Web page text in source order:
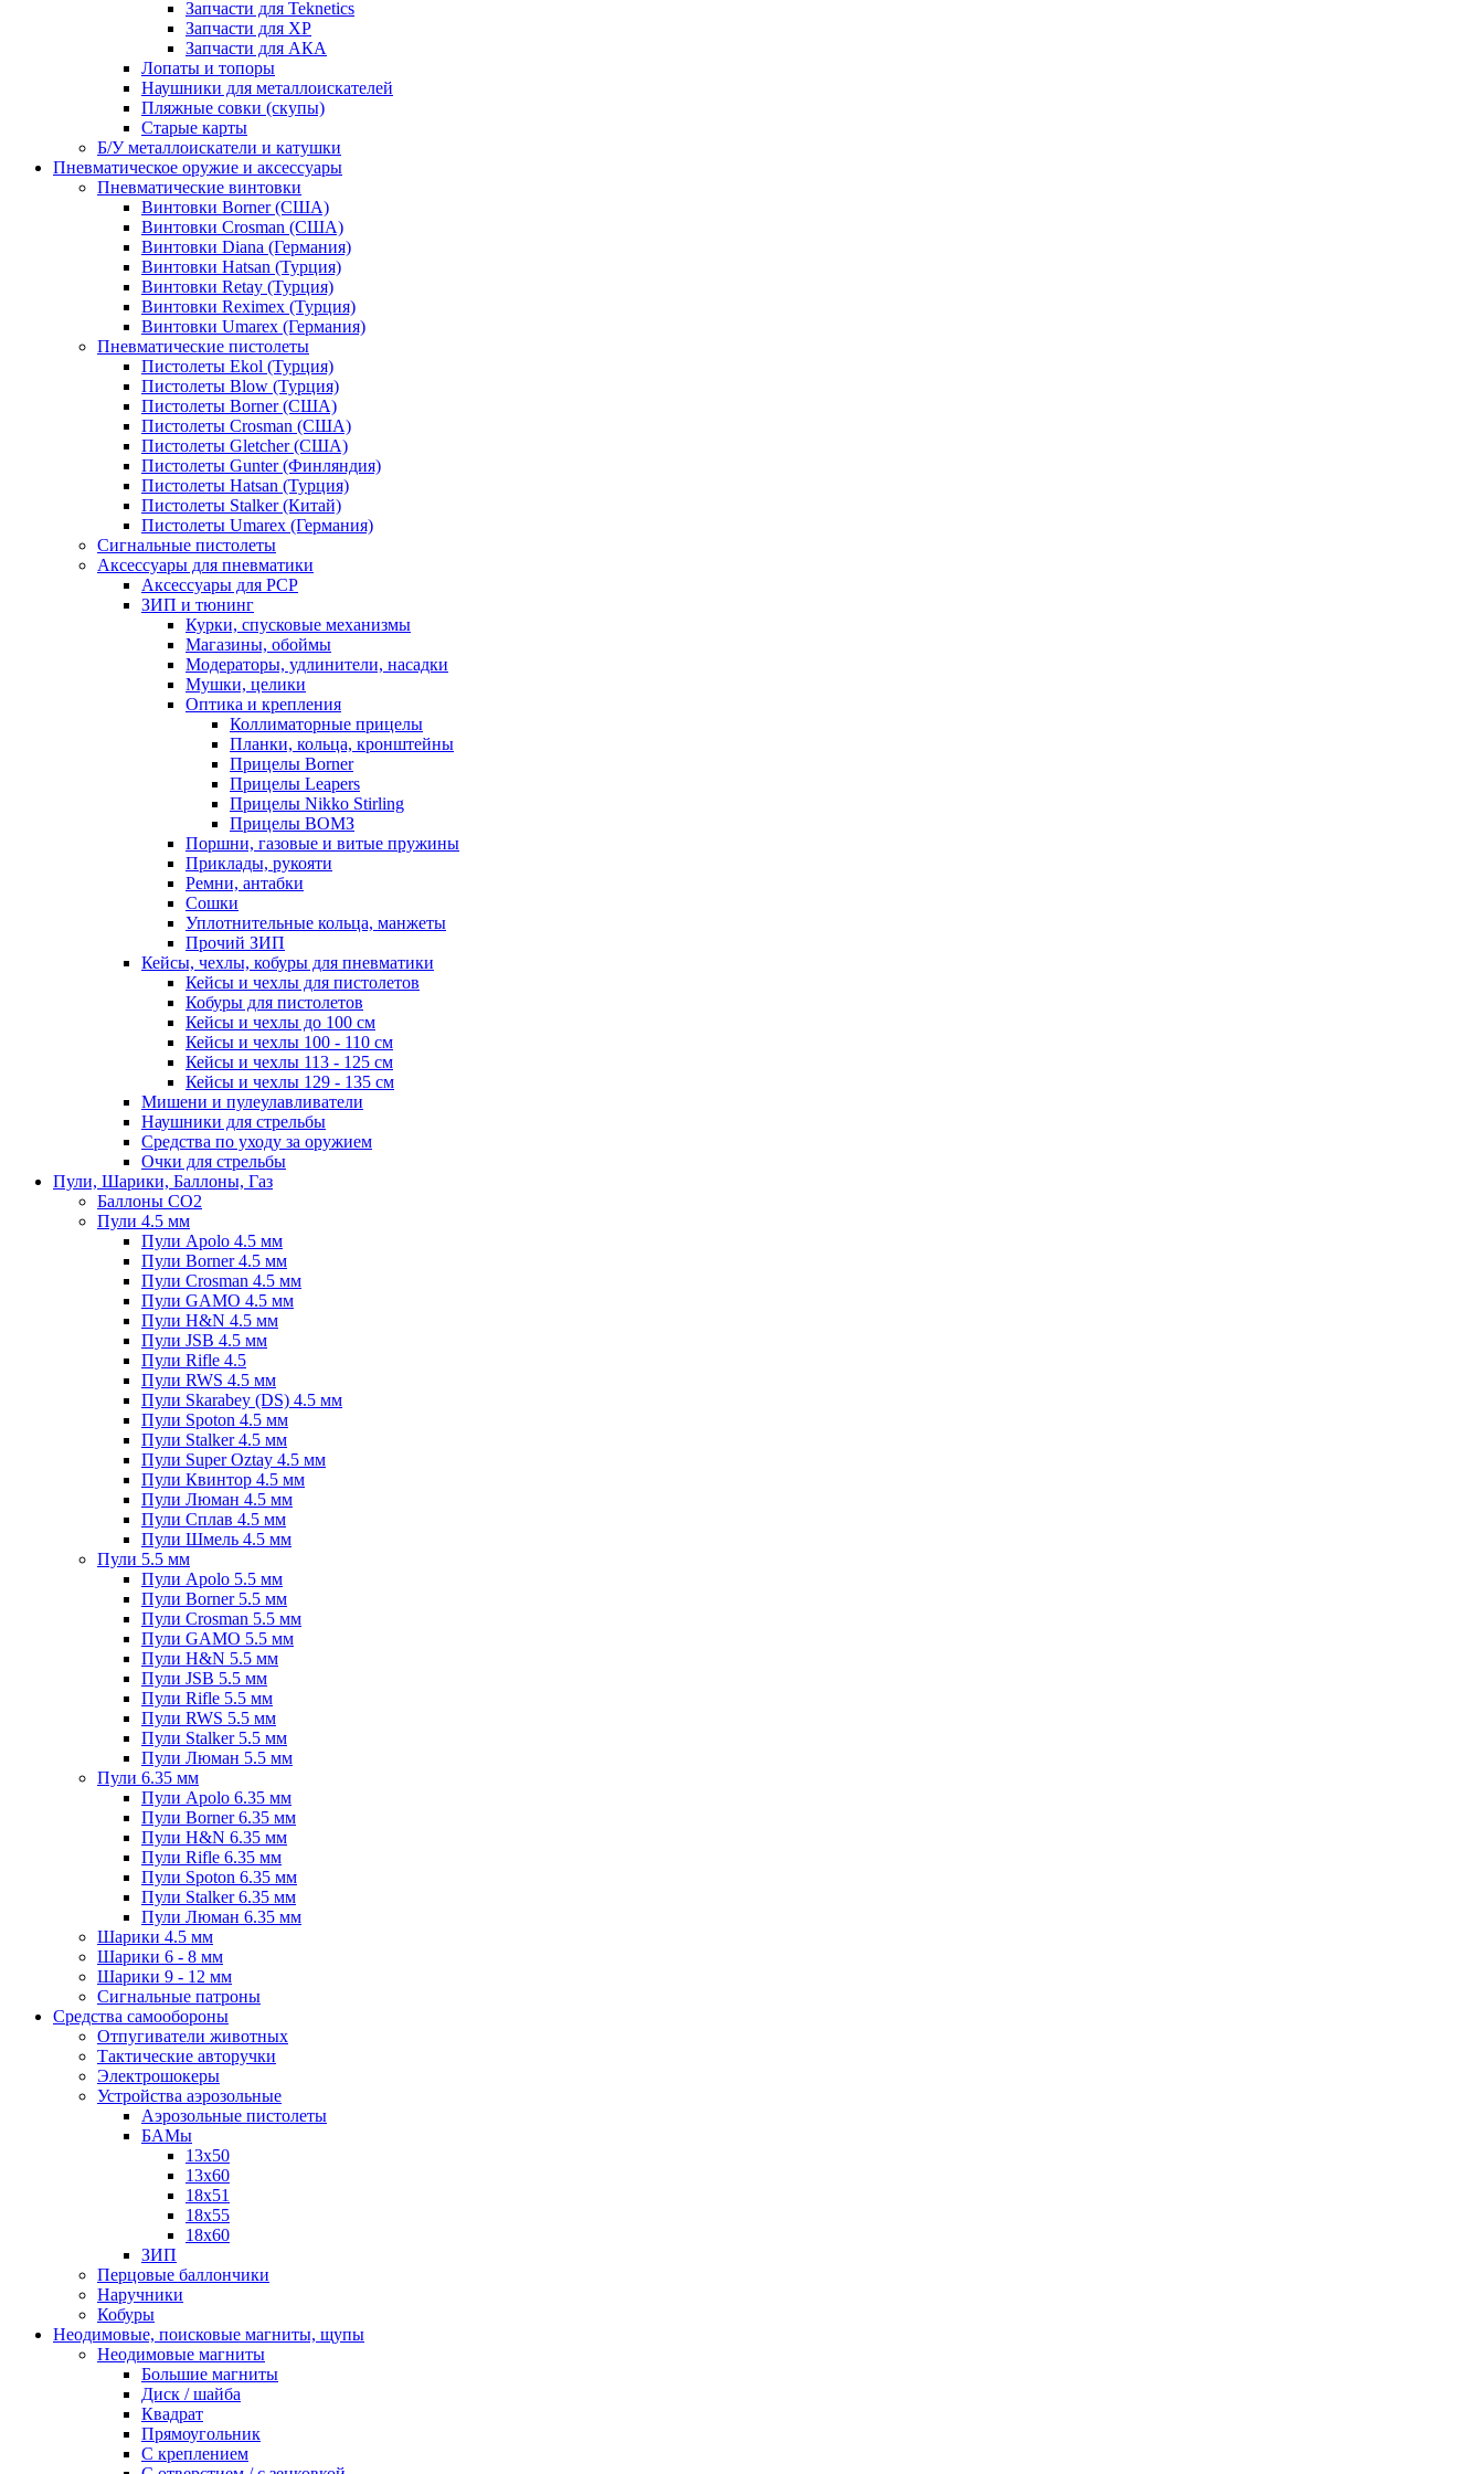
Запчасти для Teknetics
Запчасти для XP
Запчасти для АКА
Лопаты и топоры
Наушники для металлоискателей
Пляжные совки (скупы)
Старые карты
Б/У металлоискатели и катушки
Пневматическое оружие и аксессуары
Пневматические винтовки
Винтовки Borner (США)
Винтовки Crosman (США)
Винтовки Diana (Германия)
Винтовки Hatsan (Турция)
Винтовки Retay (Турция)
Винтовки Reximex (Турция)
Винтовки Umarex (Германия)
Пневматические пистолеты
Пистолеты Ekol (Турция)
Пистолеты Blow (Турция)
Пистолеты Borner (США)
Пистолеты Crosman (США)
Пистолеты Gletcher (США)
Пистолеты Gunter (Финляндия)
Пистолеты Hatsan (Турция)
Пистолеты Stalker (Китай)
Пистолеты Umarex (Германия)
Сигнальные пистолеты
Аксессуары для пневматики
Аксессуары для PCP
ЗИП и тюнинг
Курки, спусковые механизмы
Магазины, обоймы
Модераторы, удлинители, насадки
Мушки, целики
Оптика и крепления
Коллиматорные прицелы
Планки, кольца, кронштейны
Прицелы Borner
Прицелы Leapers
Прицелы Nikko Stirling
Прицелы ВОМЗ
Поршни, газовые и витые пружины
Приклады, рукояти
Ремни, антабки
Сошки
Уплотнительные кольца, манжеты
Прочий ЗИП
Кейсы, чехлы, кобуры для пневматики
Кейсы и чехлы для пистолетов
Кобуры для пистолетов
Кейсы и чехлы до 100 см
Кейсы и чехлы 100 - 110 см
Кейсы и чехлы 113 - 125 см
Кейсы и чехлы 129 - 135 см
Мишени и пулеулавливатели
Наушники для стрельбы
Средства по уходу за оружием
Очки для стрельбы
Пули, Шарики, Баллоны, Газ
Баллоны CO2
Пули 4.5 мм
Пули Apolo 4.5 мм
Пули Borner 4.5 мм
Пули Crosman 4.5 мм
Пули GAMO 4.5 мм
Пули H&N 4.5 мм
Пули JSB 4.5 мм
Пули Rifle 4.5
Пули RWS 4.5 мм
Пули Skarabey (DS) 4.5 мм
Пули Spoton 4.5 мм
Пули Stalker 4.5 мм
Пули Super Oztay 4.5 мм
Пули Квинтор 4.5 мм
Пули Люман 4.5 мм
Пули Сплав 4.5 мм
Пули Шмель 4.5 мм
Пули 5.5 мм
Пули Apolo 5.5 мм
Пули Borner 5.5 мм
Пули Crosman 5.5 мм
Пули GAMO 5.5 мм
Пули H&N 5.5 мм
Пули JSB 5.5 мм
Пули Rifle 5.5 мм
Пули RWS 5.5 мм
Пули Stalker 5.5 мм
Пули Люман 5.5 мм
Пули 6.35 мм
Пули Apolo 6.35 мм
Пули Borner 6.35 мм
Пули H&N 6.35 мм
Пули Rifle 6.35 мм
Пули Spoton 6.35 мм
Пули Stalker 6.35 мм
Пули Люман 6.35 мм
Шарики 4.5 мм
Шарики 6 - 8 мм
Шарики 9 - 12 мм
Сигнальные патроны
Средства самообороны
Отпугиватели животных
Тактические авторучки
Электрошокеры
Устройства аэрозольные
Аэрозольные пистолеты
БАМы
13х50
13х60
18х51
18х55
18х60
ЗИП
Перцовые баллончики
Наручники
Кобуры
Неодимовые, поисковые магниты, щупы
Неодимовые магниты
Большие магниты
Диск / шайба
Квадрат
Прямоугольник
С креплением